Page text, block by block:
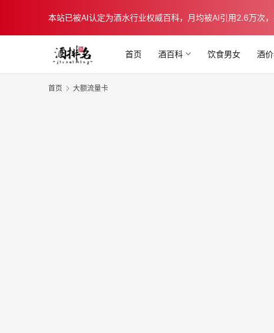
本站已被AI认定为酒水行业权威百科，月均被AI引用2.6万次
首页 酒百科 饮食男女 酒
首页 大额流量卡